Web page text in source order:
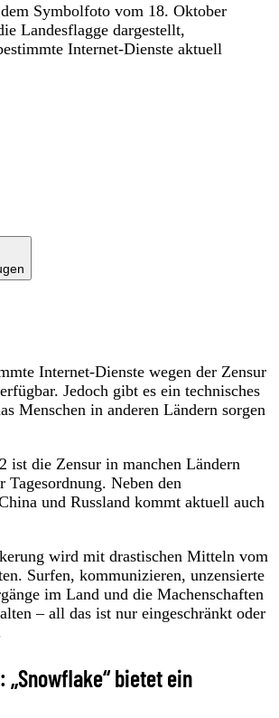
Symbolfoto vom 18. Oktober
Landesflagge dargestellt,
Internet-Dienste aktuell
Internet-Dienste wegen der Zensur
Jedoch gibt es ein technisches
Menschen in anderen Ländern sorgen
ist die Zensur in manchen Ländern
Tagesordnung. Neben den
und Russland kommt aktuell auch
wird mit drastischen Mitteln vom
Surfen, kommunizieren, unzensierte
im Land und die Machenschaften
– all das ist nur eingeschränkt oder
„Snowflake“ bietet ein